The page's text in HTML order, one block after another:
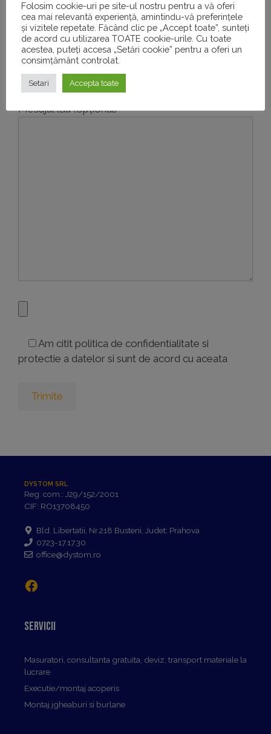
Subiect
Mesajul tău (opțional)
Am citit politica de confidentialitate si
protectie a datelor si sunt de acord cu aceata
DYSTOM SRL
Reg. com.: J29/152/2001
CIF: RO13708450
Bld. Libertatii, Nr.218 Busteni, Judet: Prahova
0723-17.17.30
office@dystom.ro
Facebook
Servicii
Masuratori, consultanta gratuita, deviz, transport materiale la
lucrare
Executie/montaj acoperis
Montaj jgheaburi si burlane
Folosim cookie-uri pe site-ul nostru pentru a vă oferi
cea mai relevantă experiență, amintindu-vă preferințele
și vizitele repetate. Făcând clic pe „Accept toate”, sunteți
de acord cu utilizarea TOATE cookie-urile. Cu toate
acestea, puteți accesa „Setări cookie” pentru a oferi un
consimțământ controlat.
Setari Accepta toate